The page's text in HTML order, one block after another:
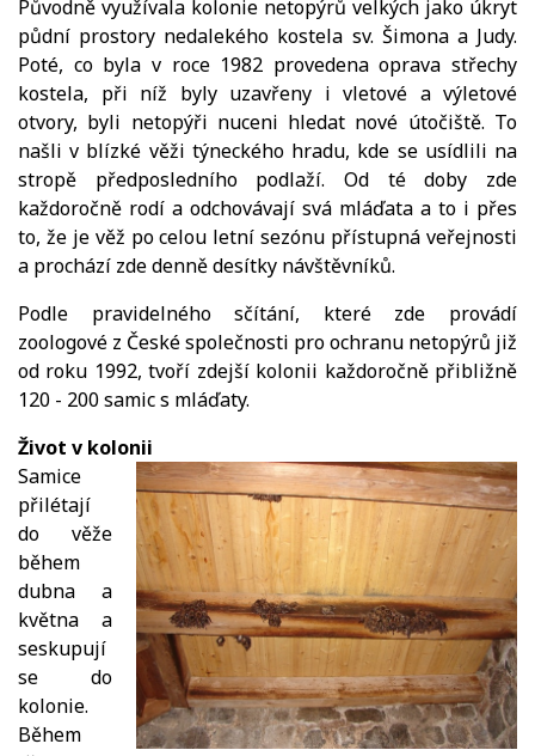
Původně využívala kolonie netopýrů velkých jako úkryt
půdní prostory nedalekého kostela sv. Šimona a Judy.
Poté, co byla v roce 1982 provedena oprava střechy
kostela, při níž byly uzavřeny i vletové a výletové
otvory, byli netopýři nuceni hledat nové útočiště. To
našli v blízké věži týneckého hradu, kde se usídlili na
stropě předposledního podlaží. Od té doby zde
každoročně rodí a odchovávají svá mláďata a to i přes
to, že je věž po celou letní sezónu přístupná veřejnosti
a prochází zde denně desítky návštěvníků.
Podle pravidelného sčítání, které zde provádí
zoologové z České společnosti pro ochranu netopýrů již
od roku 1992, tvoří zdejší kolonii každoročně přibližně
120 - 200 samic s mláďaty.
Život v kolonii
Samice
přilétají
do věže
během
dubna a
května a
seskupují
se do
kolonie.
Během